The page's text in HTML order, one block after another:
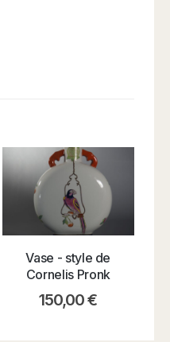
Vase - style de
Cornelis Pronk
150,00€